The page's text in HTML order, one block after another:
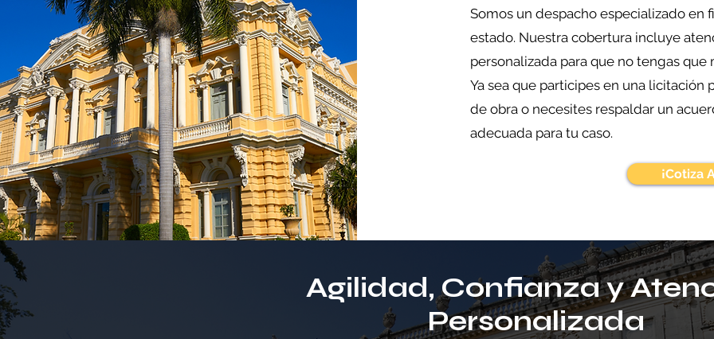
Somos un despacho especializado en
estado. Nuestra cobertura incluye
personalizada para que no tengas
Ya sea que participes en una licitación
de obra o necesites respaldar un
adecuada para tu caso.
¡Cotiza
Agilidad, Confianza y
Personalizada